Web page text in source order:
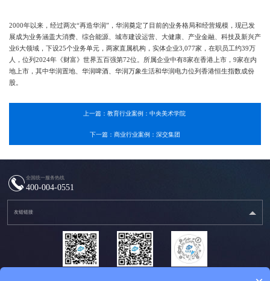
2000年以来，经过两次“再造华润”，华润奠定了目前的业务格局和经营规模，现已发
展成为业务涵盖大消费、综合能源、城市建设运营、大健康、产业金融、科技及新兴产
业6大领域，下设25个业务单元，两家直属机构，实体企业3,077家，在职员工约39万
人，位列2024年《财富》世界五百强第72位。所属企业中有8家在香港上市，9家在内
地上市，其中华润置地、华润啤酒、华润万象生活和华润电力位列香港恒生指数成份
股。
上一篇：教育行业案例：中央美术学院 ‌
下一篇：商业行业案例：深交集团
全国统一服务热线
400-004-0551
友链链接